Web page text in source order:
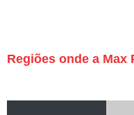
Regiões onde a Max